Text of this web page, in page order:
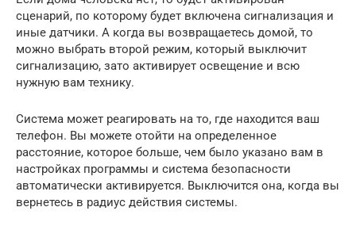
сценарий, по которому будет включена сигнализация и
иные датчики. А когда вы возвращаетесь домой, то
можно выбрать второй режим, который выключит
сигнализацию, зато активирует освещение и всю
нужную вам технику.
Система может реагировать на то, где находится ваш
телефон. Вы можете отойти на определенное
расстояние, которое больше, чем было указано вам в
настройках программы и система безопасности
автоматически активируется. Выключится она, когда вы
вернетесь в радиус действия системы.